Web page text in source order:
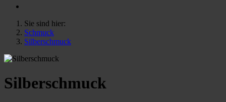
Sie sind hier:
Schmuck
Silberschmuck
Silberschmuck